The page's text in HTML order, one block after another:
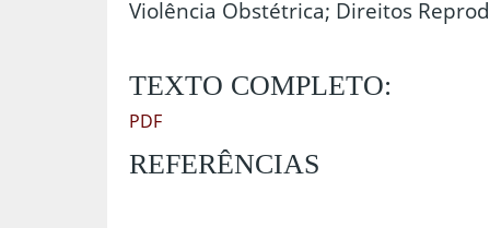
Violência Obstétrica; Direitos
TEXTO COMPLETO:
PDF
REFERÊNCIAS